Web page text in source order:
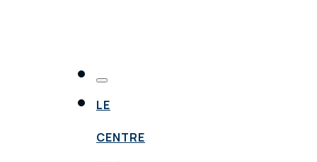
LE
CENTRE